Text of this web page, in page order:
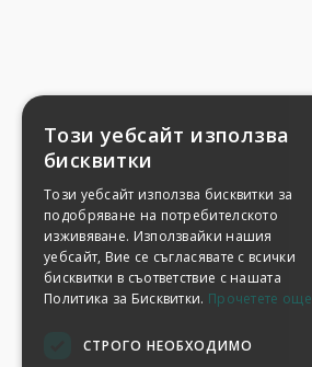
Този уебсайт използва
бисквитки
Този уебсайт използва бисквитки за
подобряване на потребителското
изживяване. Използвайки нашия
уебсайт, Вие се съгласявате с всички
бисквитки в съответствие с нашата
Политика за Бисквитки. Прочетете още
СТРОГО НЕОБХОДИМО